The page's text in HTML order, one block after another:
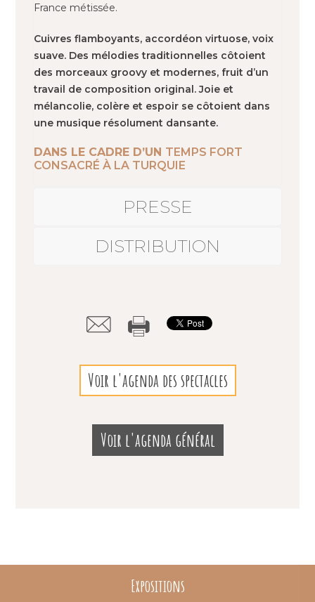
France métissée.
Cuivres flamboyants, accordéon virtuose, voix
suave. Des mélodies traditionnelles côtoient
des morceaux groovy et modernes, fruit d’un
travail de composition original. Joie et
mélancolie, colère et espoir se côtoient dans
une musique résolument dansante.
DANS LE CADRE D’UN TEMPS FORT
CONSACRÉ À LA TURQUIE
PRESSE
DISTRIBUTION
Voir l'agenda des spectacles
Voir l'agenda général
Expositions